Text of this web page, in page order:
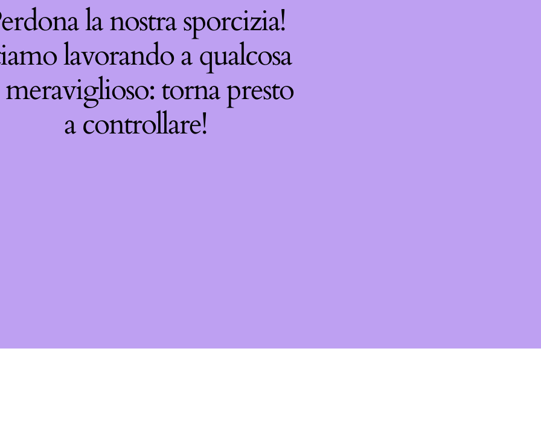
la nostra sporcizia!
lavorando a qualcosa
torna presto
a controllare!